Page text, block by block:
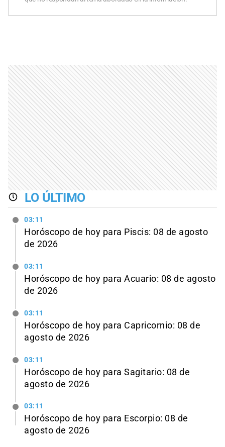
LO ÚLTIMO
03:11
Horóscopo de hoy para Piscis: 08 de agosto
de 2026
03:11
Horóscopo de hoy para Acuario: 08 de agosto
de 2026
03:11
Horóscopo de hoy para Capricornio: 08 de
agosto de 2026
03:11
Horóscopo de hoy para Sagitario: 08 de
agosto de 2026
03:11
Horóscopo de hoy para Escorpio: 08 de
agosto de 2026